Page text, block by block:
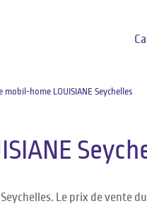
mobil-home LOUISIANE Seychelles
Le prix de vente